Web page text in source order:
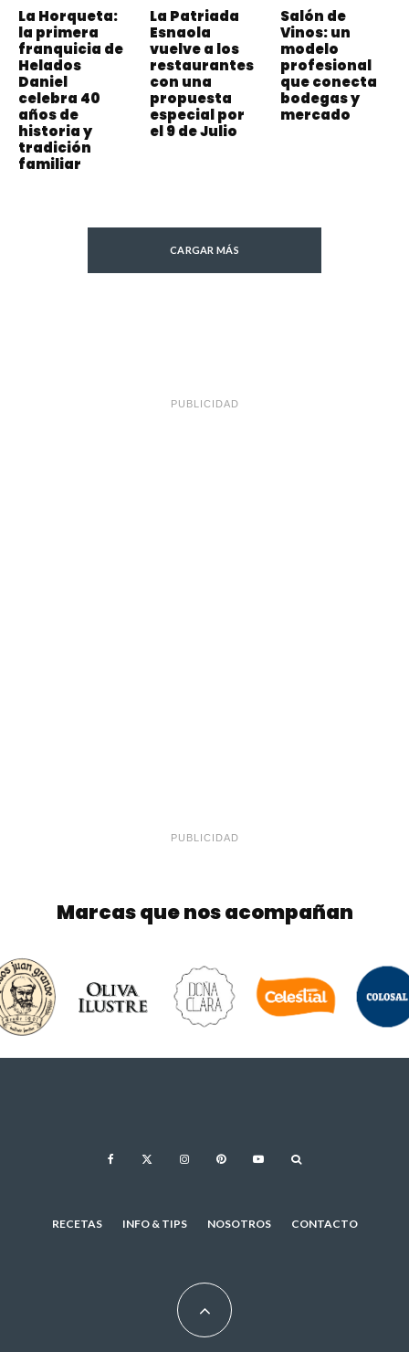
La Horqueta:
la primera
franquicia de
Helados
Daniel
celebra 40
años de
historia y
tradición
familiar
La Patriada
Esnaola
vuelve a los
restaurantes
con una
propuesta
especial por
el 9 de Julio
Salón de
Vinos: un
modelo
profesional
que conecta
bodegas y
mercado
CARGAR MÁS
PUBLICIDAD
PUBLICIDAD
Marcas que nos acompañan
RECETAS INFO & TIPS NOSOTROS CONTACTO